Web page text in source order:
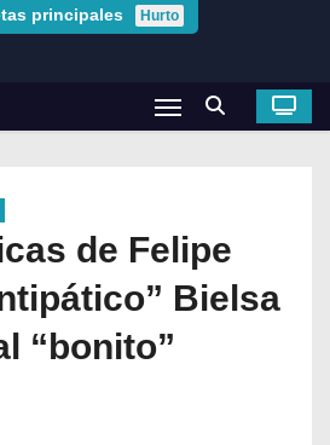
principales Hurto
de Felipe
Bielsa
“bonito”